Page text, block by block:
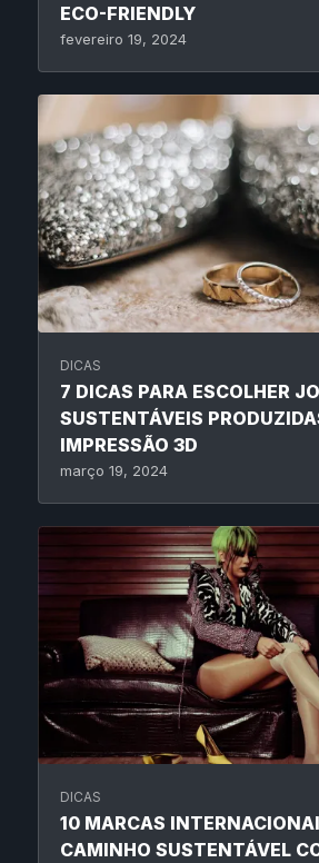
ECO-FRIENDLY
fevereiro 19, 2024
DICAS
7 DICAS PARA ESCOLHER
SUSTENTÁVEIS
IMPRESSÃO 3D
março 19, 2024
DICAS
10 MARCAS
CAMINHO SUSTENTÁVEL